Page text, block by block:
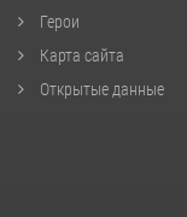
Герои
Карта сайта
Открытые данные